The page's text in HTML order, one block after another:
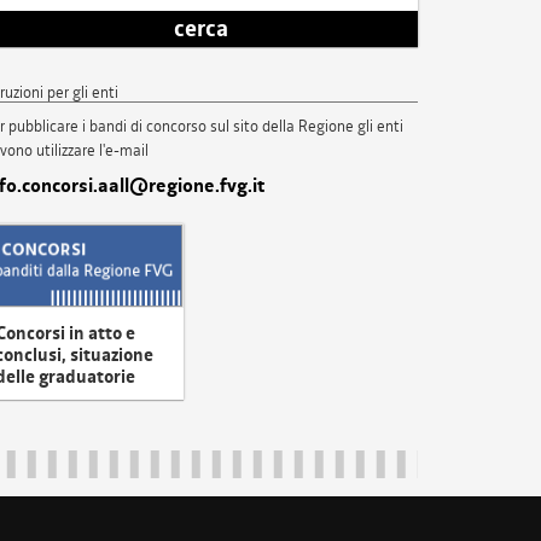
cerca
per gli enti
pubblicare i bandi di concorso sul sito della Regione gli enti
utilizzare l'e-mail
in atto e
situazione
graduatorie